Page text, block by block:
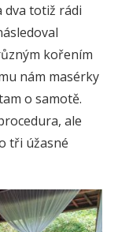
dva totiž rádi
kořením
nám masérky
o samotě.
ale
tři úžasné